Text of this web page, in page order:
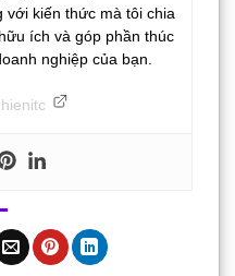
với kiến thức mà tôi chia
ích và góp phần thúc
nghiệp của bạn.